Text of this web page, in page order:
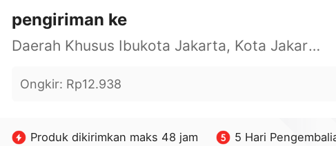
pengiriman ke
Daerah Khusus Ibukota Jakarta, Kota Jakarta Barat, Cengkareng, yy
Ongkir: Rp12.938
Produk dikirimkan maks 48 jam 5 Hari